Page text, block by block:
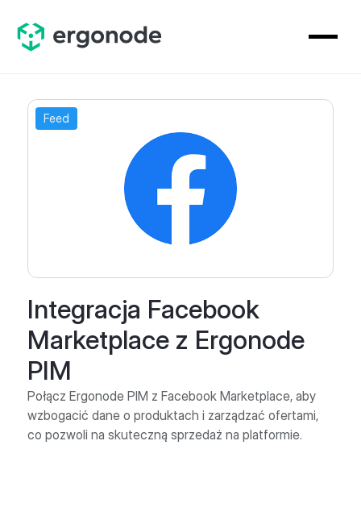
Feed
Integracja Facebook
Marketplace z Ergonode
PIM
Połącz Ergonode PIM z Facebook Marketplace, aby
wzbogacić dane o produktach i zarządzać ofertami,
co pozwoli na skuteczną sprzedaż na platformie.